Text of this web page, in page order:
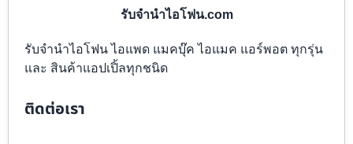
รับจำนำไอโฟน.com
รับจำนำไอโฟน ไอแพด แมคบุ๊ค ไอแมค แอร์พอต ทุกรุ่น
และ สินค้าแอปเปิ้ลทุกชนิด
ติดต่อเรา